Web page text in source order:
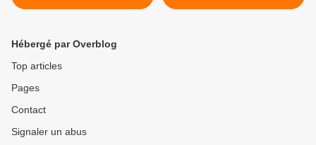
>
Hébergé par Overblog
Top articles
Pages
Contact
Signaler un abus